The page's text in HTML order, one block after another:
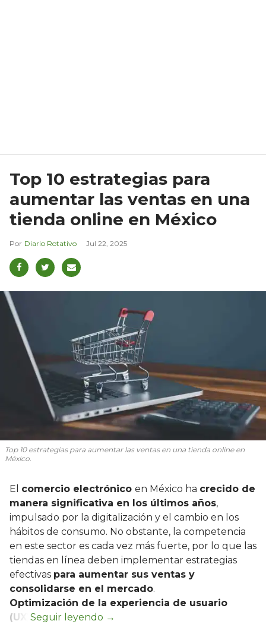
Top 10 estrategias para
aumentar las ventas en una
tienda online en México
Diario Rotativo Jul 22, 2025
Top 10 estrategias para aumentar las ventas en una tienda online en
México.
El comercio electrónico en México ha crecido de
manera significativa en los últimos años,
impulsado por la digitalización y el cambio en los
hábitos de consumo. No obstante, la competencia
en este sector es cada vez más fuerte, por lo que las
tiendas en línea deben implementar estrategias
efectivas para aumentar sus ventas y
consolidarse en el mercado.
Optimización de la experiencia de usuario
(UX)